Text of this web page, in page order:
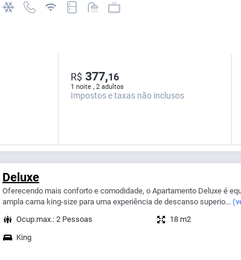
1 noite , 2 adultos
R$ 377,16
Impostos e taxas não inclusos
Deluxe
Oferecendo mais conforto e comodidade, o Apartamento Deluxe é
ampla cama king-size para uma experiência de descanso superio...
Ocup.max.: 2 Pessoas
18 m2
King